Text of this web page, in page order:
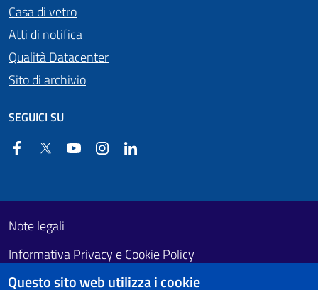
Casa di vetro
Atti di notifica
Qualità Datacenter
Sito di archivio
SEGUICI SU
FacebookTwitter YouTube Instagram
Footer First
Useful links section
Note legali
Informativa Privacy e Cookie Policy
Obiettivi di accessibilità
Questo sito web utilizza i cookie